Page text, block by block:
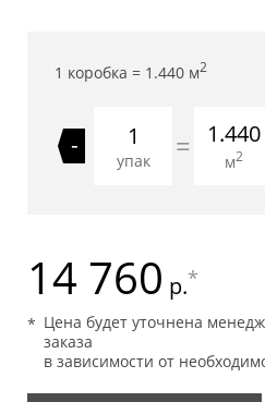
1 коробка = 1.440 м2
-
упак = 1.440
м2
14 760 р.*
Цена будет уточнена
заказа
в зависимости от